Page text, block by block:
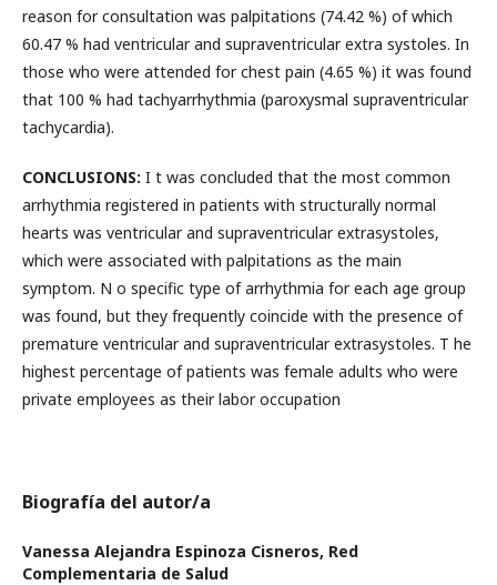
reason for consultation was palpitations (74.42 %) of which
60.47 % had ventricular and supraventricular extra systoles. In
those who were attended for chest pain (4.65 %) it was found
that 100 % had tachyarrhythmia (paroxysmal supraventricular
tachycardia).
CONCLUSIONS: I t was concluded that the most common
arrhythmia registered in patients with structurally normal
hearts was ventricular and supraventricular extrasystoles,
which were associated with palpitations as the main
symptom. N o specific type of arrhythmia for each age group
was found, but they frequently coincide with the presence of
premature ventricular and supraventricular extrasystoles. T he
highest percentage of patients was female adults who were
private employees as their labor occupation
Biografía del autor/a
Vanessa Alejandra Espinoza Cisneros, Red
Complementaria de Salud